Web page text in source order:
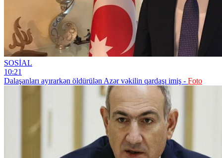
SOSİAL
10:21
Dalaşanları ayırarkən öldürülən Azər vəkilin qardaşı imiş - Foto